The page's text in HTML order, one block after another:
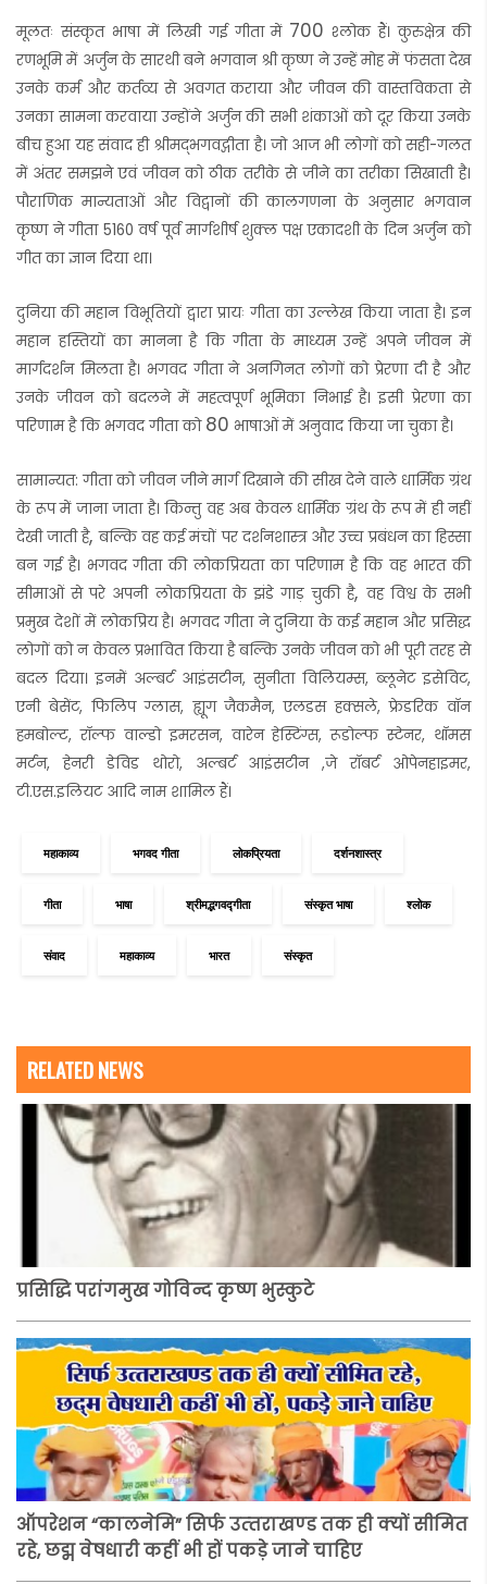
मूलतः संस्कृत भाषा में लिखी गई गीता में 700 श्लोक हैं। कुरुक्षेत्र की
रणभूमि में अर्जुन के सारथी बने भगवान श्री कृष्ण ने उन्हें मोह में फंसता देख
उनके कर्म और कर्तव्य से अवगत कराया और जीवन की वास्तविकता से
उनका सामना करवाया उन्होंने अर्जुन की सभी शंकाओं को दूर किया उनके
बीच हुआ यह संवाद ही श्रीमद्भगवद्गीता है। जो आज भी लोगों को सही-गलत
में अंतर समझने एवं जीवन को ठीक तरीके से जीने का तरीका सिखाती है।
पौराणिक मान्यताओं और विद्वानों की कालगणना के अनुसार भगवान
कृष्ण ने गीता 5160 वर्ष पूर्व मार्गशीर्ष शुक्ल पक्ष एकादशी के दिन अर्जुन को
गीत का ज्ञान दिया था।
दुनिया की महान विभूतियों द्वारा प्रायः गीता का उल्लेख किया जाता है। इन
महान हस्तियों का मानना है कि गीता के माध्यम उन्हें अपने जीवन में
मार्गदर्शन मिलता है। भगवद गीता ने अनगिनत लोगों को प्रेरणा दी है और
उनके जीवन को बदलने में महत्वपूर्ण भूमिका निभाई है। इसी प्रेरणा का
परिणाम है कि भगवद गीता को 80 भाषाओं में अनुवाद किया जा चुका है।
सामान्यत: गीता को जीवन जीने मार्ग दिखाने की सीख देने वाले धार्मिक ग्रंथ
के रूप में जाना जाता है। किन्तु वह अब केवल धार्मिक ग्रंथ के रूप में ही नहीं
देखी जाती है,बल्कि वह कई मंचों पर दर्शनशास्त्र और उच्च प्रबंधन का हिस्सा
बन गई है। भगवद गीता की लोकप्रियता का परिणाम है कि वह भारत की
सीमाओं से परे अपनी लोकप्रियता के झंडे गाड़ चुकी है, वह विश्व के सभी
प्रमुख देशों में लोकप्रिय है। भगवद गीता ने दुनिया के कई महान और प्रसिद्ध
लोगों को न केवल प्रभावित किया है बल्कि उनके जीवन को भी पूरी तरह से
बदल दिया। इनमें अल्बर्ट आइंसटीन, सुनीता विलियम्स, ब्लूनेट इसेविट,
एनी बेसेंट, फिलिप ग्लास, ह्यूग जैकमैन, एलडस हक्सले, फ्रेडरिक वॉन
हमबोल्ट, रॉल्फ वाल्डो इमरसन, वारेन हेस्टिंग्स, रूडोल्फ स्टेनर, थॉमस
मर्टन, हेनरी डेविड थोरो, अल्बर्ट आइंसटीन ,जे रॉबर्ट ओपेनहाइमर,
टी.एस.इलियट आदि नाम शामिल हैं।
महाकाव्य भगवद गीता लोकप्रियता दर्शनशास्त्र
गीता भाषा श्रीमद्भगवद्गीता संस्कृत भाषा श्लोक
संवाद महाकाव्य भारत संस्कृत
RELATED NEWS
प्रसिद्धि परांगमुख गोविन्द कृष्ण भुस्कुटे
ऑपरेशन “कालनेमि” सिर्फ उत्‍तराखण्‍ड तक ही क्‍यों सीमित
रहे, छद्म वेषधारी कहीं भी हों पकड़े जाने चाहिए